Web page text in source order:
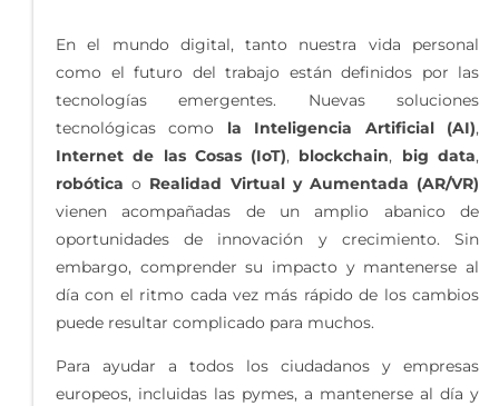
En el mundo digital, tanto nuestra vida personal
como el futuro del trabajo están definidos por las
tecnologías emergentes. Nuevas soluciones
tecnológicas como la Inteligencia Artificial (AI),
Internet de las Cosas (IoT), blockchain, big data,
robótica o Realidad Virtual y Aumentada (AR/VR)
vienen acompañadas de un amplio abanico de
oportunidades de innovación y crecimiento. Sin
embargo, comprender su impacto y mantenerse al
día con el ritmo cada vez más rápido de los cambios
puede resultar complicado para muchos.
Para ayudar a todos los ciudadanos y empresas
europeos, incluidas las pymes, a mantenerse al día y